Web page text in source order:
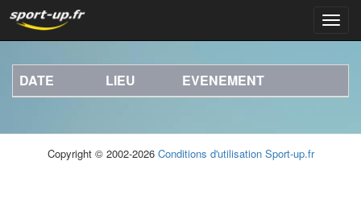
DATE LIEU EVENEMENT
Copyright © 2002-2026 Conditions d'utilisation Sport-up.fr